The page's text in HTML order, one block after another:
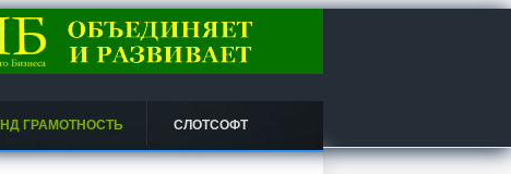
ГРАМОТНОСТЬ СЛОТСОФТ